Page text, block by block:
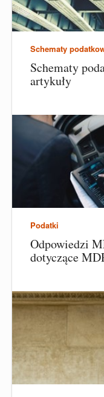
Schematy
Schematy
artykuły
Podatki
Odpowiedzi
dotyczące